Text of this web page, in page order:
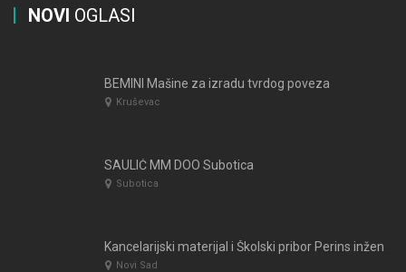
NOVI OGLASI
BEMINI Mašine za izradu tvrdog poveza
Kruševac
SAULIĆ MM DOO Subotica
Subotica
Novi Sad